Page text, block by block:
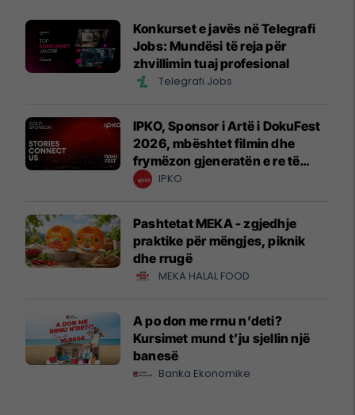
Konkurset e javës në Telegrafi
Jobs: Mundësi të reja për
zhvillimin tuaj profesional
Telegrafi Jobs
IPKO, Sponsor i Artë i DokuFest
2026, mbështet filmin dhe
frymëzon gjeneratën e re të
krijuesve
IPKO
Pashtetat MEKA - zgjedhje
praktike për mëngjes, piknik
dhe rrugë
MEKA HALAL FOOD
A po don me rrnu n’deti?
Kursimet mund t’ju sjellin një
banesë
Banka Ekonomike